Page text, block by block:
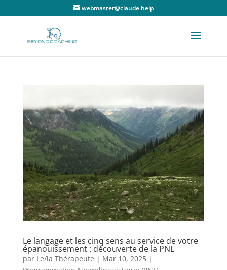
webmaster@claude.help
Le langage et les cinq sens au service de votre
épanouissement : découverte de la PNL
par Le/la Thérapeute | Mar 10, 2025|